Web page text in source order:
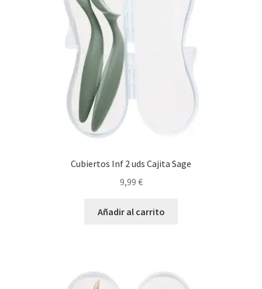
Cubiertos Inf 2 uds Cajita Sage
9,99 €
Añadir al carrito